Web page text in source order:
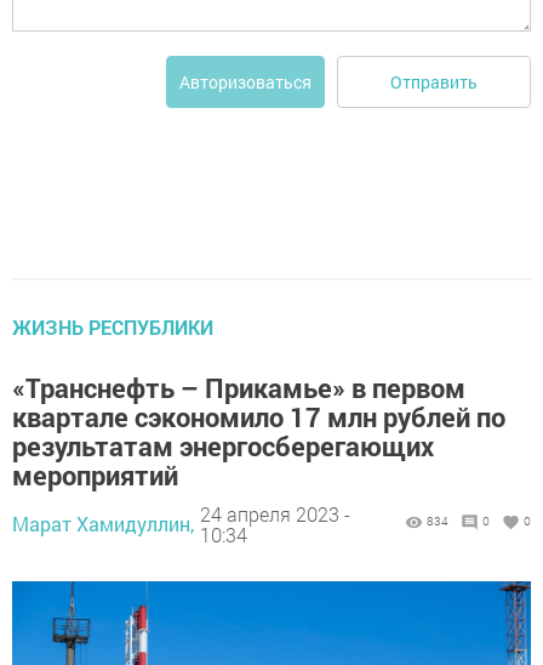
Авторизоваться Отправить
ЖИЗНЬ РЕСПУБЛИКИ
«Транснефть – Прикамье» в первом
квартале сэкономило 17 млн рублей по
результатам энергосберегающих
мероприятий
Марат Хамидуллин, 24 апреля 2023 -
10:34
834 0 0